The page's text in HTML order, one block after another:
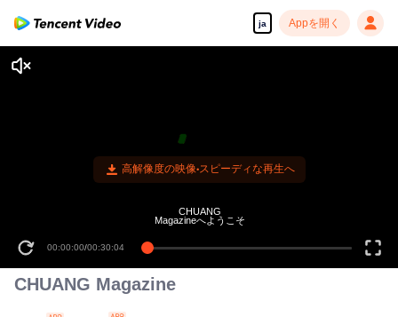
ja Appを開く
00:00:00/00:30:04
CHUANG
Magazineへようこそ
CHUANG Magazine